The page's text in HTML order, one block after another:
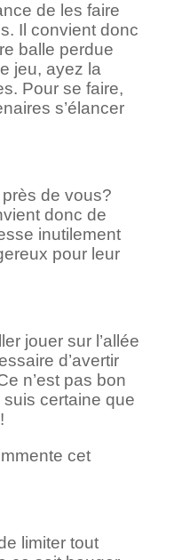
de les faire
Il convient donc
balle perdue
jeu, ayez la
Pour se faire,
s’élancer
de vous?
donc de
inutilement
pour leur
jouer sur l’allée
d’avertir
n’est pas bon
suis certaine que
cet
limiter tout